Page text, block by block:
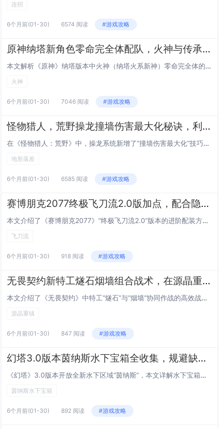
连招
6个月前(01-30) 6574 阅读 #游戏攻略
原神纳塔新角色零命完全体配队，火神与传承机制叠加的深渊满星阵容解析
本文解析《原神》纳塔版本中火神（纳塔火系新神）零命完全体的配队思路与深渊满星实战策略，重点围绕“火神+传承机制”双核驱动展开：火神凭借高倍率普攻、稳定后台火附着及元素爆发增益，配合纳塔特有的“传承”机制（如角色登场时继承前一位角色的部分bu...
火神
6个月前(01-30) 7046 阅读 #游戏攻略
怪物猎人，荒野操龙撞墙伤害最大化秘诀，利用地形落差实现连续撞墙三次的技巧
在《怪物猎人：荒野》中，操龙系统新增了“撞墙伤害最大化”技巧：通过精准操控飞龙，利用地形高低差（如悬崖、断壁或阶梯状岩层）制造连续三次撞墙机会，具体操作是先骑乘飞龙高速俯冲接近垂直岩壁，在即将触壁瞬间微调方向使龙首撞击墙面，借助反弹力跃起后...
地形落差
6个月前(01-30) 6585 阅读 #游戏攻略
赛博朋克2077终极飞刀流2.0版加点，配合隐藏协议DLC新义体的秒杀流配装
本文介绍了《赛博朋克2077》“终极飞刀流2.0”版本的进阶配装方案，专为配合“往日之影”DLC新增的隐藏协议义体系统优化，该流派以高暴击、瞬杀为核心，主加冷兵器（尤其飞刀专精）、潜行与义体接口，关键技能包括“刀锋舞者”“致命投掷”及“静默...
飞刀流
6个月前(01-30) 918 阅读 #游戏攻略
无畏契约新特工燧石烟墙组合战术，在源晶重镇地图的A点必胜进攻策略
本文介绍了《无畏契约》中特工“燧石”与“烟墙”协同作战的高效战术，聚焦于“源晶重镇”地图A点的进攻突破，燧石利用其可部署的爆炸性火种装置制造混乱、压制守点，配合烟墙释放大范围持续性烟幕，遮蔽敌方视野并掩护队友推进路径，该组合强调节奏控制与时...
源晶重镇
6个月前(01-30) 847 阅读 #游戏攻略
幻塔3.0版本茵纳斯水下宝箱全收集，规避缺氧与巨兽追击的最短搜寻路线
《幻塔》3.0版本开放全新水下区域“茵纳斯”，本文详解水下宝箱全收集攻略，针对水下缺氧机制与随机刷新的巨型威胁生物（巨兽），优化出一条高效、安全的最短搜寻路线：优先利用“深海呼吸”技能与氧气补给点，按顺时针分区块推进，避开高危巡逻路径；标注...
茵纳斯水下宝箱
6个月前(01-30) 892 阅读 #游戏攻略